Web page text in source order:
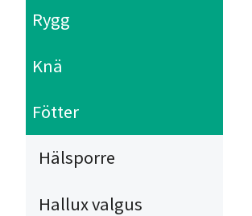
Rygg
Knä
Fötter
Hälsporre
Hallux valgus